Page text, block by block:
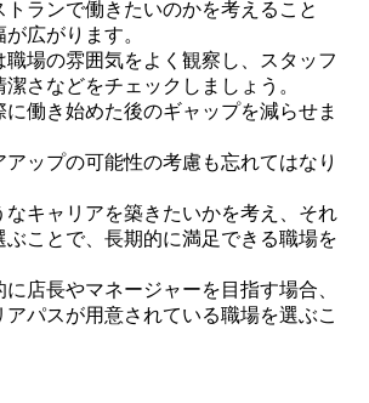
ランで働きたいのかを考えること
広がります。
職場の雰囲気をよく観察し、スタッフ
さなどをチェックしましょう。
に働き始めた後のギャップを減らせま
アップの可能性の考慮も忘れてはなり
なキャリアを築きたいかを考え、それ
ぶことで、長期的に満足できる職場を
店長やマネージャーを目指す場合、
パスが用意されている職場を選ぶこ